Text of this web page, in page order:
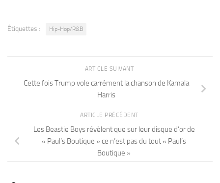
Étiquettes : Hip-Hop/R&B
ARTICLE SUIVANT
Cette fois Trump vole carrément la chanson de Kamala
Harris
ARTICLE PRÉCÉDENT
Les Beastie Boys révèlent que sur leur disque d’or de
« Paul’s Boutique » ce n’est pas du tout « Paul’s
Boutique »